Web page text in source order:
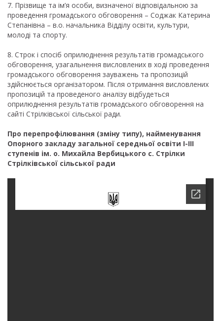
7. Прізвище та ім’я особи, визначеної відповідальною за
проведення громадського обговорення – Соджак Катерина
Степанівна – в.о. начальника Відділу освіти, культури,
молоді та спорту.
8. Строк і спосіб оприлюднення результатів громадського
обговорення, узагальнення висловлених в ході проведення
громадського обговорення зауважень та пропозицій
здійснюється організатором. Після отримання висловлених
пропозицій та проведеного аналізу відбудеться
оприлюднення результатів громадського обговорення на
сайті Стрілківської сільської ради.
Про перепрофілювання (зміну типу), найменування
Опорного закладу загальної середньої освіти І-ІІІ
ступенів ім. о. Михайла Вербицького с. Стрілки
Стрілківської сільської ради